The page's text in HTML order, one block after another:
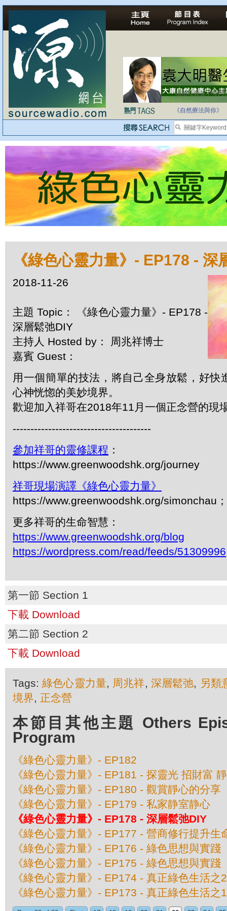
法治社會並不等同
《自然療法與你》
《綠色心靈力量》- EP178 - 深
2018-11-26
主題 Topic： 《綠色心靈力量》- EP178 -
深層鬆弛DIY
主持人 Hosted by： 周兆祥博士
嘉賓 Guest：
用一個簡單的技法，將自己全身放鬆，好快
心神恍惚的美妙境界。
歡迎加入祥哥在2018年11月一個正念營的現
---------------------------------------
參加祥哥的靈修課程 ：
https://www.greenwoodshk.org/journey
祥哥現場演譯《綠色心靈力量》
https://www.greenwoodshk.org/simonchau
更多祥哥的生命智慧：
https://www.greenwoodshk.org/blog
https://wordpress.com/read/feeds/51309996
第一節 Section 1
下載 Download
第二節 Section 2
下載 Download
Tags:綠色心靈力量, 周兆祥, 深層鬆弛, 另類
境界, 正念營
本節目其他主題 Others
Program
《綠色心靈力量》- EP182
《綠色心靈力量》- EP181 - 探靈光 招財富
《綠色心靈力量》- EP180 - 觀賞靜心的分享
《綠色心靈力量》- EP179 - 私家静室静心
《綠色心靈力量》- EP178 - 深層鬆弛DIY
《綠色心靈力量》- EP177 - 營商修行提升生
《綠色心靈力量》- EP176 - 綠色思想與實踐
《綠色心靈力量》- EP175 - 綠色思想與實踐
《綠色心靈力量》- EP174 - 真正綠色生活之
《綠色心靈力量》- EP173 - 真正綠色生活之